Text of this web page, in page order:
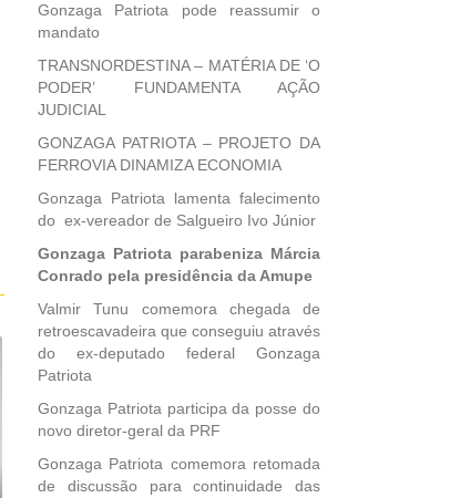
Gonzaga Patriota pode reassumir o
mandato
TRANSNORDESTINA – MATÉRIA DE ‘O
PODER’ FUNDAMENTA AÇÃO
JUDICIAL
GONZAGA PATRIOTA – PROJETO DA
FERROVIA DINAMIZA ECONOMIA
Gonzaga Patriota lamenta falecimento
do ex-vereador de Salgueiro Ivo Júnior
Gonzaga Patriota parabeniza Márcia
Conrado pela presidência da Amupe
Valmir Tunu comemora chegada de
retroescavadeira que conseguiu através
do ex-deputado federal Gonzaga
Patriota
Gonzaga Patriota participa da posse do
novo diretor-geral da PRF
Gonzaga Patriota comemora retomada
de discussão para continuidade das